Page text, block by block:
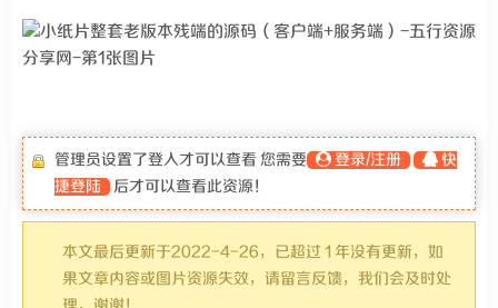
管理员设置了登入才可以查看 您需要 登录/注册
快
捷登陆
后才可以查看此资源！
本文最后更新于2022-4-26，已超过 1 年没有更新，如
果文章内容或图片资源失效，请留言反馈，我们会及时处